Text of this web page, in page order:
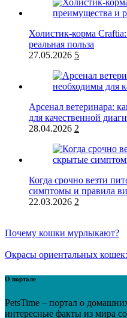
Холистик-корма
реальная польза
27.05.2026 5
Арсенал ветеринара:
для качественной
28.04.2026 2
Когда срочно везти
симптомы и правила
22.03.2026 2
Почему кошки мурлыкают?
Окрасы ориентальных
О портале
PetsTime – портал о
интересные факты из мира